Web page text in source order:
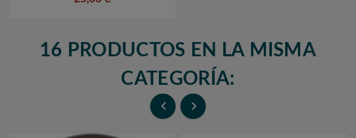
16 PRODUCTOS EN LA MISMA
CATEGORÍA:
 